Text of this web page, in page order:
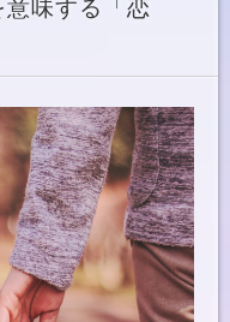
味する「恋